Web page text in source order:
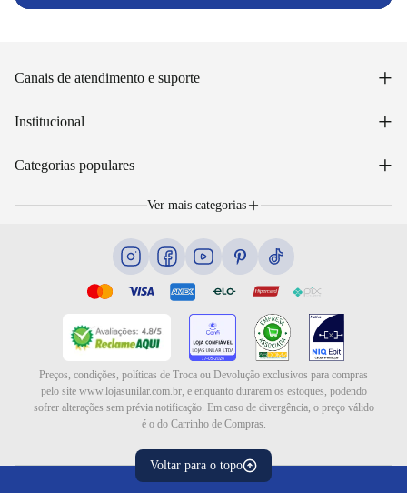
Canais de atendimento e suporte +
Acompanhar pedido
Email: sac@lojasunilar.com.br
Nossas lojas
Institucional +
Política de entregas
Portal de Vagas
Categorias populares +
Ver mais categorias
Preços, condições, políticas de Troca ou Devolução exclusivos para compras
pelo site www.lojasunilar.com.br, e enquanto durarem os estoques, podendo
sofrer alterações sem prévia notificação. Em caso de divergência, o preço válido
é o do Carrinho de Compras.
Voltar para o topo